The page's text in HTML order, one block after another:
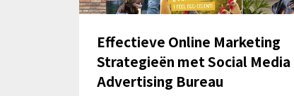
Effectieve Online Marketing
Strategieën met Social Media
Advertising Bureau